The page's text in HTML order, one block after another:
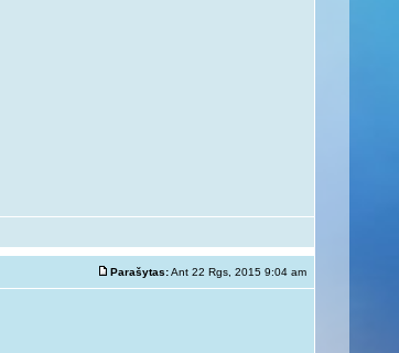
Parašytas:Ant 22 Rgs, 2015 9:04 am